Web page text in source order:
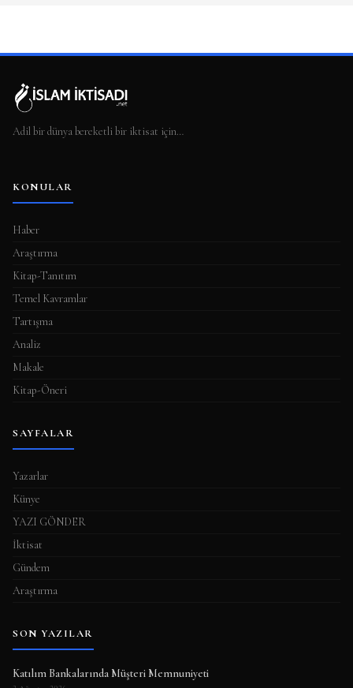
Adil bir dünya bereketli bir iktisat için…
KONULAR
Haber
Araştırma
Kitap-Tanıtım
Temel Kavramlar
Tartışma
Analiz
Makale
Kitap-Öneri
SAYFALAR
Yazarlar
Künye
YAZI GÖNDER
İktisat
Gündem
Araştırma
SON YAZILAR
Katılım Bankalarında Müşteri Memnuniyeti